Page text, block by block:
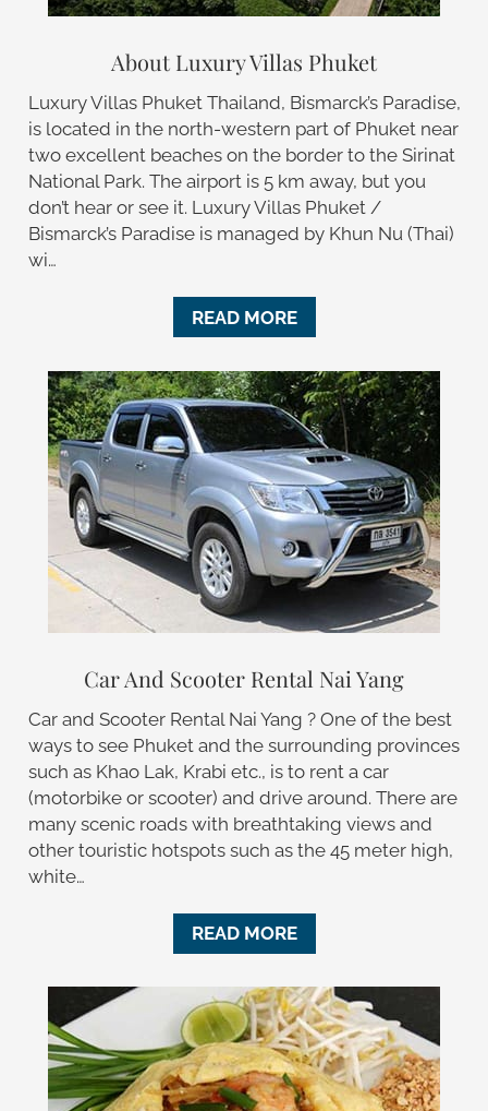
About Luxury Villas Phuket
Luxury Villas Phuket Thailand, Bismarck’s Paradise,
is located in the north-western part of Phuket near
two excellent beaches on the border to the Sirinat
National Park. The airport is 5 km away, but you
don’t hear or see it. Luxury Villas Phuket /
Bismarck’s Paradise is managed by Khun Nu (Thai)
wi…
READ MORE
Car And Scooter Rental Nai Yang
Car and Scooter Rental Nai Yang ? One of the best
ways to see Phuket and the surrounding provinces
such as Khao Lak, Krabi etc., is to rent a car
(motorbike or scooter) and drive around. There are
many scenic roads with breathtaking views and
other touristic hotspots such as the 45 meter high,
white…
READ MORE